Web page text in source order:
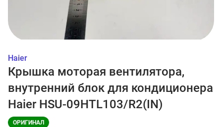
Haier
Крышка моторая вентилятора,
внутренний блок для кондиционера
Haier HSU-09HTL103/R2(IN)
ОРИГИНАЛ